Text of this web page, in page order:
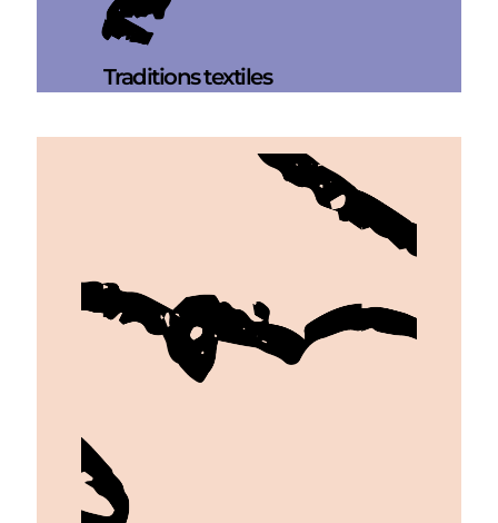
Traditions textiles